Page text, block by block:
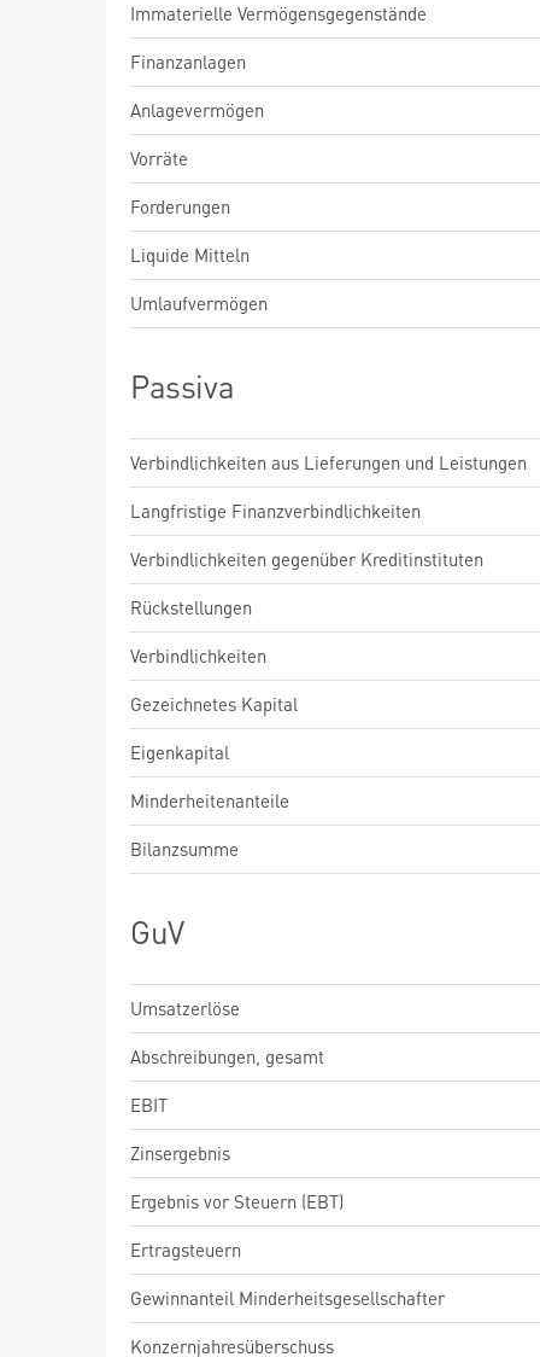
Immaterielle Vermögensgegenstände
Finanzanlagen
Anlagevermögen
Vorräte
Forderungen
Liquide Mitteln
Umlaufvermögen
Passiva
Verbindlichkeiten aus Lieferungen und Leistungen
Langfristige Finanzverbindlichkeiten
Verbindlichkeiten gegenüber Kreditinstituten
Rückstellungen
Verbindlichkeiten
Gezeichnetes Kapital
Eigenkapital
Minderheitenanteile
Bilanzsumme
GuV
Umsatzerlöse
Abschreibungen, gesamt
EBIT
Zinsergebnis
Ergebnis vor Steuern (EBT)
Ertragsteuern
Gewinnanteil Minderheitsgesellschafter
Konzernjahresüberschuss